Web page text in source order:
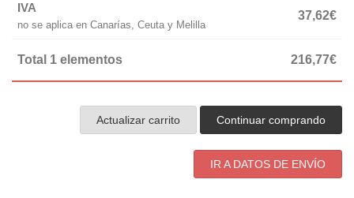
IVA
no se aplica en Canarías, Ceuta y Melilla
37,62€
Total 1 elementos 216,77€
Actualizar carrito Continuar comprando
IR A DATOS DE ENVÍO